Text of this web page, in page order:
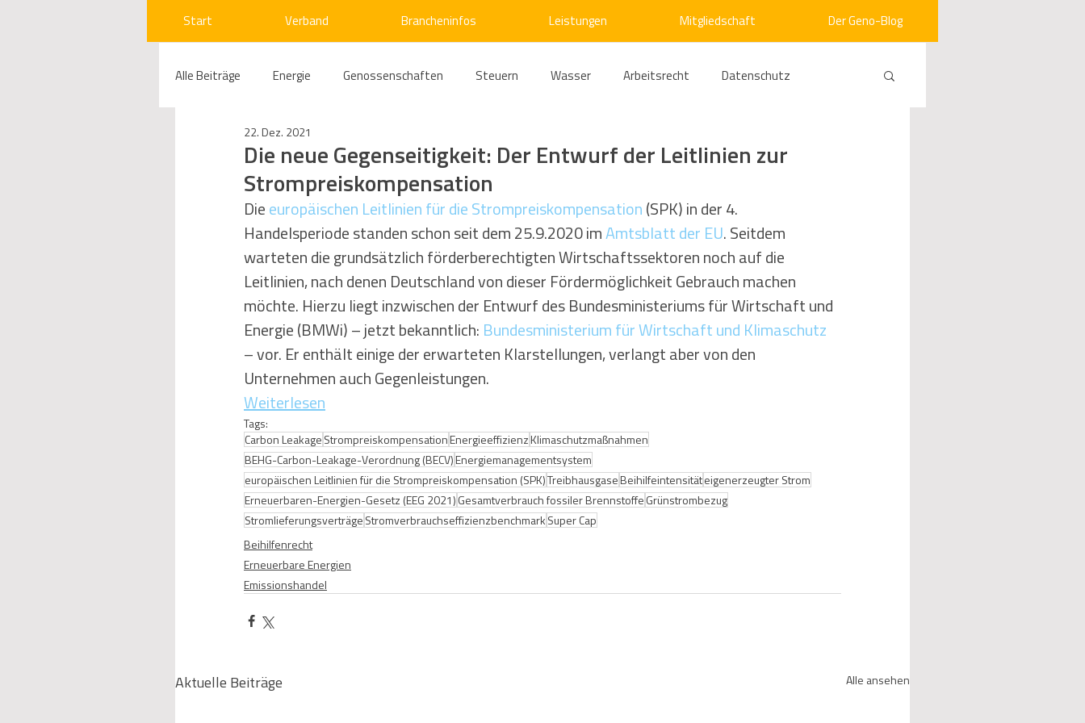
Start Verband Brancheninfos Leistungen Mitgliedschaft Der Geno-Blog
Alle Beiträge Energie Genossenschaften Steuern Wasser Arbeitsrecht Datenschutz
Compliance Gas
Beihilfenrecht Kraftwerke Kälte Verkehr Entsorgung/Abfall Umweltrecht
Regulierung Wettbewerbs- und Kartellrecht Europarecht Wirtschafts- und Handelsrecht
Telekommunikation Gesellschaftsrecht E-Mobilität Verwaltungsrecht Allgemein
Die neue Gegenseitigkeit: Der Entwurf der Leitlinien zur
Strompreiskompensation
22. Dez. 2021
Die europäischen Leitlinien für die Strompreiskompensation (SPK) in der 4.
Handelsperiode standen schon seit dem 25.9.2020 im Amtsblatt der EU. Seitdem
warteten die grundsätzlich förderberechtigten Wirtschaftssektoren noch auf die
Leitlinien, nach denen Deutschland von dieser Fördermöglichkeit Gebrauch machen
möchte. Hierzu liegt inzwischen der Entwurf des Bundesministeriums für Wirtschaft und
Energie (BMWi) – jetzt bekanntlich: Bundesministerium für Wirtschaft und Klimaschutz
– vor. Er enthält einige der erwarteten Klarstellungen, verlangt aber von den
Unternehmen auch Gegenleistungen.
Weiterlesen
Tags:
Carbon LeakageStrompreiskompensationEnergieeffizienzKlimaschutzmaßnahmen
BEHG-Carbon-Leakage-Verordnung (BECV)Energiemanagementsystem
europäischen Leitlinien für die Strompreiskompensation (SPK)TreibhausgaseBeihilfeintensitäteigenerzeugter Strom
Erneuerbaren-Energien-Gesetz (EEG 2021)Gesamtverbrauch fossiler BrennstoffeGrünstrombezug
StromlieferungsverträgeStromverbrauchseffizienzbenchmarkSuper Cap
Beihilfenrecht
Erneuerbare Energien
Emissionshandel
Aktuelle Beiträge Alle ansehen